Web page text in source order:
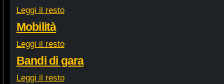
Leggi il resto
Mobilità
Leggi il resto
Bandi di gara
Leggi il resto